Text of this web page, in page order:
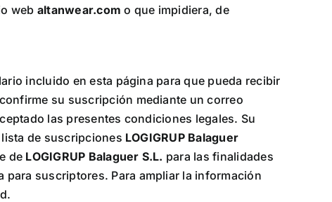
web altanwear.com o que impidiera, de
incluido en esta página para que pueda recibir
su suscripción mediante un correo
las presentes condiciones legales. Su
de suscripciones LOGIGRUP Balaguer
de LOGIGRUP Balaguer S.L. para las finalidades
suscriptores. Para ampliar la información